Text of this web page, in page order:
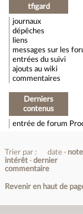
tfigard
journaux
dépêches
liens
messages sur les
entrées du suivi
ajouts au wiki
commentaires
Derniers
contenus
entrée de forum
Trier par : date
note
intérêt
dernier
commentaire
Revenir en haut de